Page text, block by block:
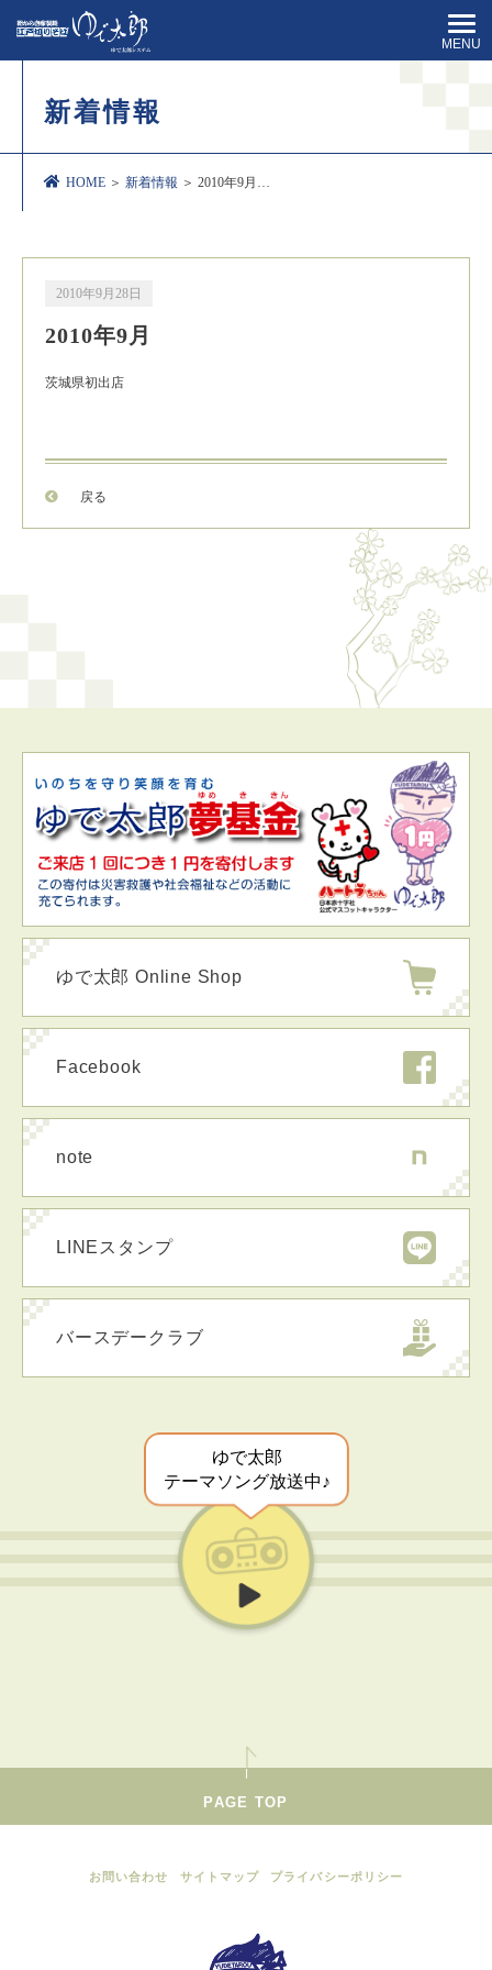
MENU
新着情報
HOME ＞ 新着情報 ＞ 2010年9月…
2010年9月28日
2010年9月
茨城県初出店
戻る
ゆで太郎 Online Shop
Facebook
note
LINEスタンプ
バースデークラブ
ゆで太郎
テーマソング放送中♪
PAGE TOP
お問い合わせ サイトマップ プライバシーポリシー